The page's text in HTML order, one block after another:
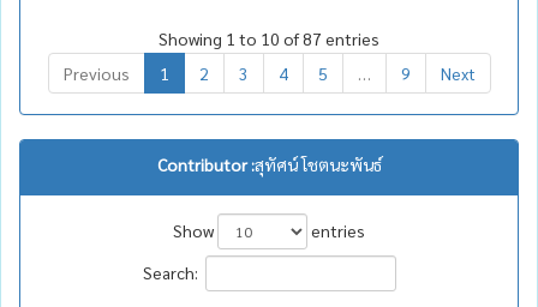
Showing 1 to 10 of 87 entries
Previous
1 2 3 4 5 9 Next
Contributor :สุทัศน์ โชตนะพันธ์
Show
entries
Search: